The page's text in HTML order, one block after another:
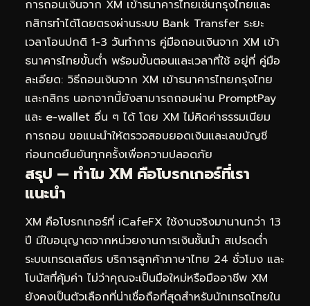
การถอนเงินจาก XM เข้าธนาคารไทยเช่นกรุงไทยและ
กสิกรทำได้โดยตรงผ่านระบบ Bank Transfer ระยะ
เวลาโอนปกติ 1-3 วันทำการ คู่มือถอนเงินจาก XM เข้า
ธนาคารไทยขั้นต่ำ พร้อมขั้นตอนและเวลาที่ใช้ อยู่ที่ คู่มือ
ละเอียด: วิธีถอนเงินจาก XM เข้าธนาคารไทยกรุงไทย
และกสิกร นอกจากนี้ยังสามารถถอนผ่าน PromptPay
และ e-wallet อื่น ๆ ได้ โดย XM ไม่คิดค่าธรรมเนียม
การถอน ขอแนะนำให้ตรวจสอบยอดเงินและเลขบัญชี
ก่อนกดยืนยันทุกครั้งเพื่อความปลอดภัย
สรุป — ทำไม XM คือโบรกเกอร์ที่เรา
แนะนำ
XM คือโบรกเกอร์ที่ iCafeFX ใช้งานจริงมานานกว่า 13
ปี มีใบอนุญาตจากหน่วยงานการเงินชั้นนำ สเปรดต่ำ
ระบบเทรดเสถียร บริการลูกค้าภาษาไทย 24 ชั่วโมง และ
โบนัสที่คุ้มค่า ไม่ว่าคุณจะเป็นมือใหม่หรือมืออาชีพ XM
ยังคงเป็นตัวเลือกที่น่าเชื่อถือที่สุดสำหรับนักเทรดไทยใน